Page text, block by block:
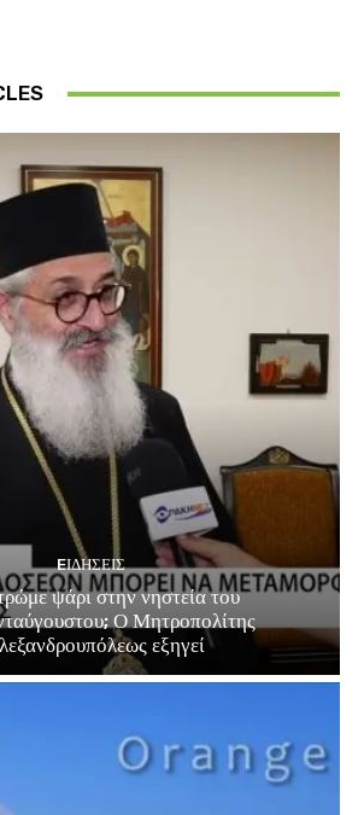
EΙΔΗΣΕΙΣ
ψάρι στην νηστεία του
Ο Μητροπολίτης
εξηγεί